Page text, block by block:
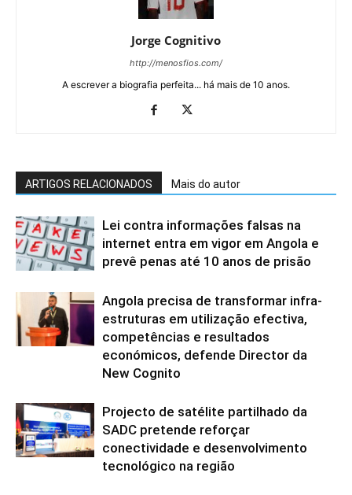
Jorge Cognitivo
http://menosfios.com/
A escrever a biografia perfeita... há mais de 10 anos.
ARTIGOS RELACIONADOS Mais do autor
Lei contra informações falsas na
internet entra em vigor em Angola e
prevê penas até 10 anos de prisão
Angola precisa de transformar infra-
estruturas em utilização efectiva,
competências e resultados
económicos, defende Director da
New Cognito
Projecto de satélite partilhado da
SADC pretende reforçar
conectividade e desenvolvimento
tecnológico na região